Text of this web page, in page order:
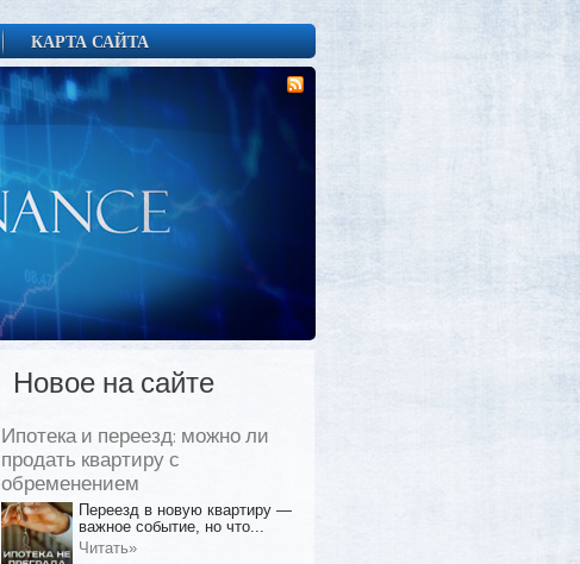
КАРТА САЙТА
Новое на сайте
Ипотека и переезд: можно ли
продать квартиру с
обременением
Переезд в новую квартиру —
важное событие, но что...
Читать»